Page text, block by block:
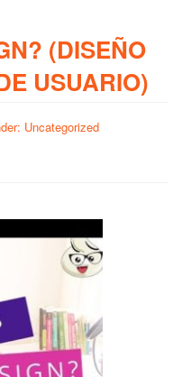
(DISEÑO
USUARIO)
Uncategorized